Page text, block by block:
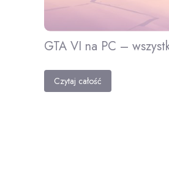
GTA VI na PC –
Czytaj całość